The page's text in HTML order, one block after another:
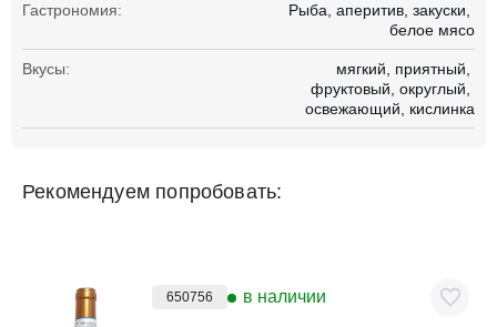
Гастрономия: Рыба аперитив закуски
белое мясо
Вкусы: мягкий
приятный
фруктовый округлый
освежающий
кислинка
Рекомендуем попробовать:
650756 в наличии